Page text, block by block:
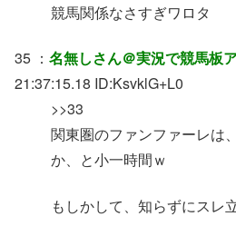
競馬関係なさすぎワロタ
35 ： 名無しさん＠実況で競馬板
21:37:15.18 ID:KsvklG+L0
>>33
関東圏のファンファーレは
か、と小一時間ｗ
もしかして、知らずにスレ